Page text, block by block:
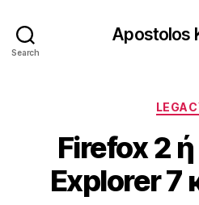
Search
Apostolos
Firefox 2
Explorer 7